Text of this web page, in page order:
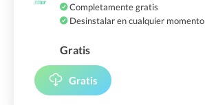
Completamente gratis
Desinstalar en cualquier momento
Gratis
Gratis